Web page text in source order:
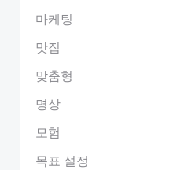
마케팅
맛집
맞춤형
명상
모험
목표 설정